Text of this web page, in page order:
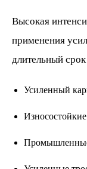
Высокая
применения
длительный
Усиленный